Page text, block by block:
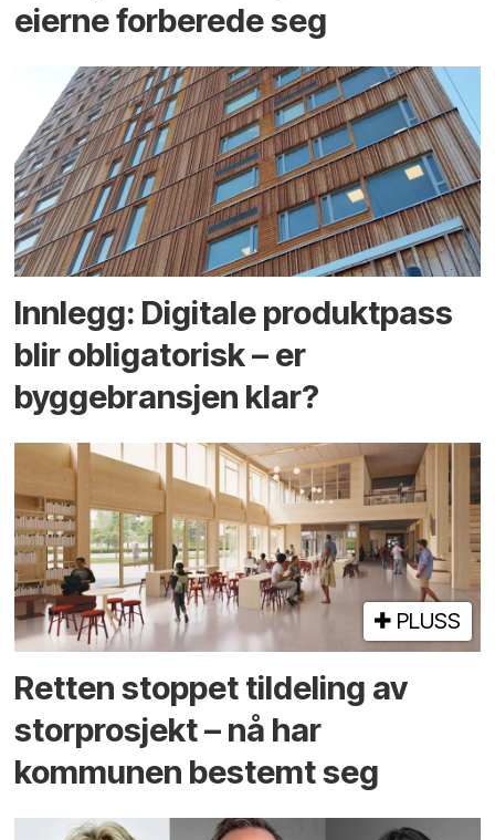
eierne forberede seg
Innlegg: Digitale produktpass
blir obligatorisk – er
byggebransjen klar?
PLUSS
Retten stoppet tildeling av
storprosjekt – nå har
kommunen bestemt seg